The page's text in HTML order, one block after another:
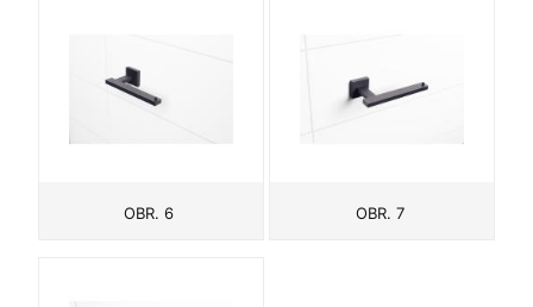
OBR. 6 OBR. 7